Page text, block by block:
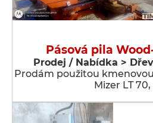
Pásová pila
Prodej / Nabídka >
Prodám použitou
Mizer LT